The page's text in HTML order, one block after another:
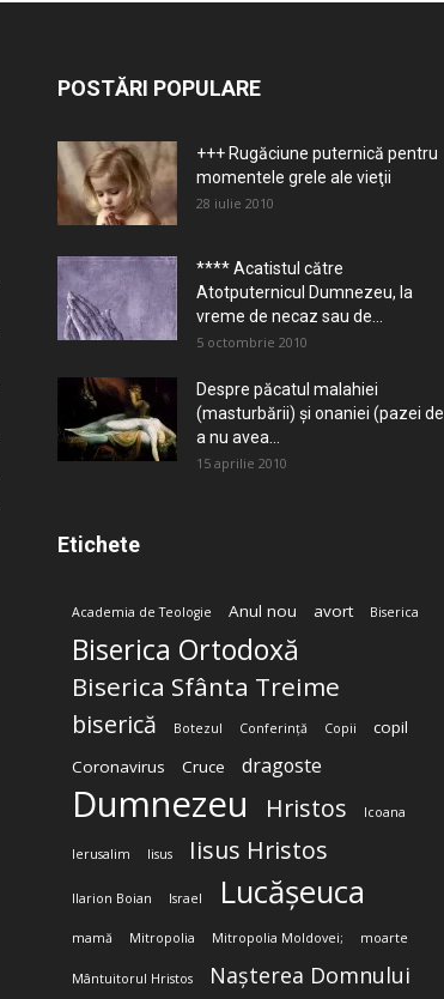
POSTĂRI POPULARE
+++ Rugăciune puternică pentru
momentele grele ale vieţii
28 iulie 2010
**** Acatistul către
Atotputernicul Dumnezeu, la
vreme de necaz sau de...
5 octombrie 2010
Despre păcatul malahiei
(masturbării) şi onaniei (pazei de
a nu avea...
15 aprilie 2010
Etichete
Academia de Teologie Anul nou avort Biserica
Biserica Ortodoxă
Biserica Sfânta Treime
biserică Botezul Conferință Copii
copil
Coronavirus
Cruce dragoste
Dumnezeu Hristos Icoana
Ierusalim Iisus Iisus Hristos
Ilarion Boian Israel Lucășeuca
mamă Mitropolia Mitropolia Moldovei; moarte
Mântuitorul Hristos Nașterea Domnului